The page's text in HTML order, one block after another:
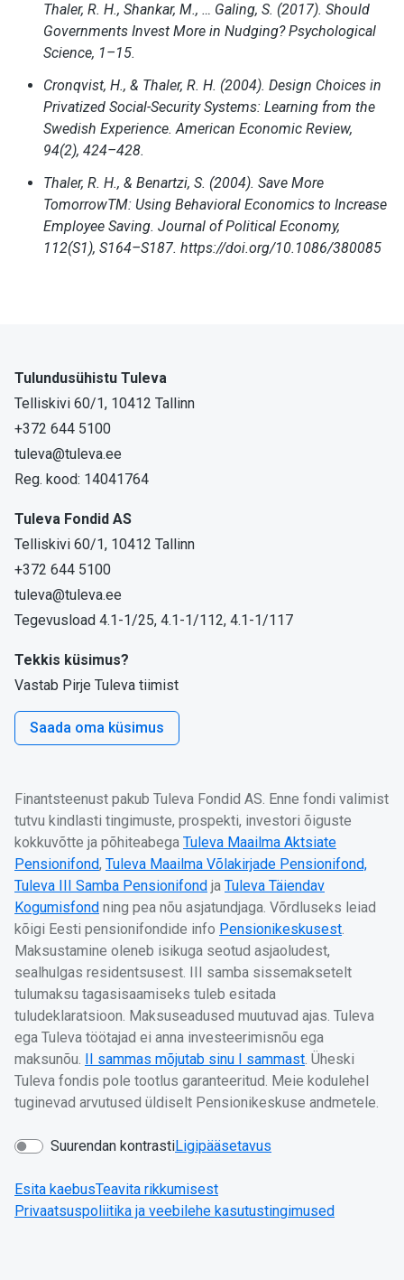
Thaler, R. H., Shankar, M., … Galing, S. (2017). Should
Governments Invest More in Nudging? Psychological
Science, 1–15.
Cronqvist, H., & Thaler, R. H. (2004). Design Choices in
Privatized Social-Security Systems: Learning from the
Swedish Experience. American Economic Review,
94(2), 424–428.
Thaler, R. H., & Benartzi, S. (2004). Save More
TomorrowTM: Using Behavioral Economics to Increase
Employee Saving. Journal of Political Economy,
112(S1), S164–S187. https://doi.org/10.1086/380085
Tulundusühistu Tuleva
Telliskivi 60/1, 10412 Tallinn
+372 644 5100
tuleva@tuleva.ee
Reg. kood: 14041764
Tuleva Fondid AS
Telliskivi 60/1, 10412 Tallinn
+372 644 5100
tuleva@tuleva.ee
Tegevusload 4.1-1/25, 4.1-1/112, 4.1-1/117
Tekkis küsimus?
Vastab Pirje Tuleva tiimist
Saada oma küsimus
Finantsteenust pakub Tuleva Fondid AS. Enne fondi valimist
tutvu kindlasti tingimuste, prospekti, investori õiguste
kokkuvõtte ja põhiteabega Tuleva Maailma Aktsiate
Pensionifond, Tuleva Maailma Võlakirjade Pensionifond,
Tuleva III Samba Pensionifond ja Tuleva Täiendav
Kogumisfond ning pea nõu asjatundjaga. Võrdluseks leiad
kõigi Eesti pensionifondide info Pensionikeskusest.
Maksustamine oleneb isikuga seotud asjaoludest,
sealhulgas residentsusest. III samba sissemaksetelt
tulumaksu tagasisaamiseks tuleb esitada
tuludeklaratsioon. Maksuseadused muutuvad ajas. Tuleva
ega Tuleva töötajad ei anna investeerimisnõu ega
maksunõu. II sammas mõjutab sinu I sammast. Üheski
Tuleva fondis pole tootlus garanteeritud. Meie kodulehel
tuginevad arvutused üldiselt Pensionikeskuse andmetele.
Suurendan kontrastiLigipääsetavus
Esita kaebusTeavita rikkumisest
Privaatsuspoliitika ja veebilehe kasutustingimused